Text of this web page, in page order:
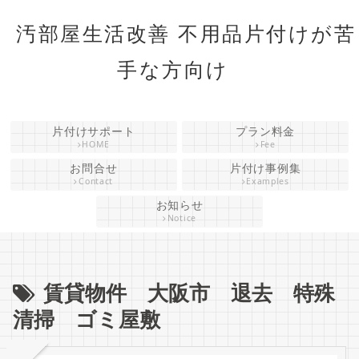
汚部屋生活改善 不用品片付けが苦
手な方向け
片付けサポート
HOME
プラン料金
Fee
お問合せ
Contact
片付け事例集
Examples
お知らせ
Notice
賃貸物件 大阪市 退去 特殊
清掃 ゴミ屋敷